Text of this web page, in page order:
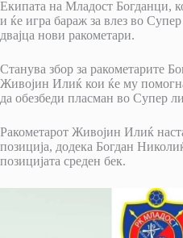
Екипата на Младост Богданци,
и ќе игра бараж за влез во
двајца нови ракометари.
Станува збор за ракометарите
Живојин Илиќ кои ќе му
да обезбеди пласман во Супер
Ракометарот Живојин Илиќ
позиција, додека Богдан
позицијата среден бек.